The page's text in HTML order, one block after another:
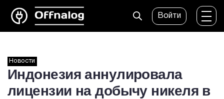
Войти
Новости
Индонезия аннулировала
лицензии на добычу никеля в